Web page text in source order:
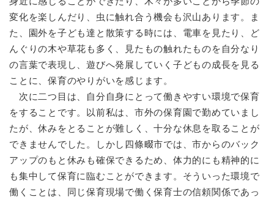
メ
ニ
ュ
ー
ひ
ら
く
教
育
の
メ
ュ
ー
を
ひ
ら
く
健康・医療・福祉
健
康
・
医
療
・
の
メ
ニ
ュ
を
ひ
スポーツ・文化
ポ
ー
ツ
・
化
の
メ
ニ
ュ
まちづくり・環境
ま
ち
く
り
・
環
境
しごと・産業
し
ご
・
産
市政情報
市
変化を楽しんだり、虫に触れ合う機会も沢山あります。ま
た、園外を子ども達と散策する時には、電車を見たり、ど
んぐりの木や草花も多く、見たもの触れたものを自分なり
の言葉で表現し、遊びへ発展していく子どもの成長を見る
ことに、保育のやりがいを感じます。
次に二つ目は、自分自身にとって働きやすい環境で保育
をすることです。以前私は、市外の保育園で勤めていまし
たが、休みをとることが難しく、十分な休息を取ることが
できませんでした。しかし四條畷市では、市からのバック
アップのもと休みも確保できるため、体力的にも精神的に
も集中して保育に臨むことができます。そういった環境で
働くことは、同じ保育現場で働く保育士の信頼関係であっ